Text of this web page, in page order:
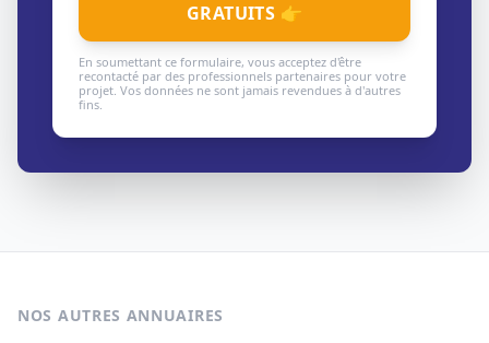
GRATUITS 👉
En soumettant ce formulaire, vous acceptez d'être
recontacté par des professionnels partenaires pour votre
projet. Vos données ne sont jamais revendues à d'autres
fins.
NOS AUTRES ANNUAIRES